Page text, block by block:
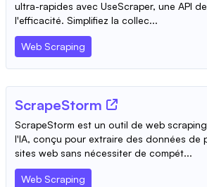
ultra-rapides avec UseScraper, une API
l'efficacité. Simplifiez la collec...
Web Scraping
ScrapeStorm
ScrapeStorm est un outil de web
l'IA, conçu pour extraire des données de
sites web sans nécessiter de compét...
Web Scraping